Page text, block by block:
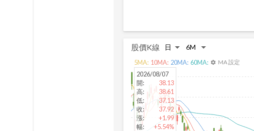
股價K線
2026/08/07
開:
38.13
高:
38.61
低:
37.13
收:
37.92
漲:
+1.99
幅:
+5.54%
5MA: 10MA: 20MA: 60MA: settings MA 設定